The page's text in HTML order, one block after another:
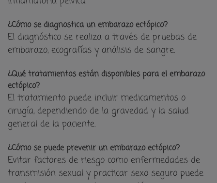
¿Cómo se diagnostica un embarazo ectópico?
El diagnóstico se realiza a través de pruebas de
embarazo, ecografías y análisis de sangre.
¿Qué tratamientos están disponibles para el embarazo
ectópico?
El tratamiento puede incluir medicamentos o
cirugía, dependiendo de la gravedad y la salud
general de la paciente.
¿Cómo se puede prevenir un embarazo ectópico?
Evitar factores de riesgo como enfermedades de
transmisión sexual y practicar sexo seguro puede